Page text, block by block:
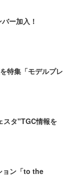
ー加入！
特集「モデルプレ
スタ"TGC情報を
ョン「to the